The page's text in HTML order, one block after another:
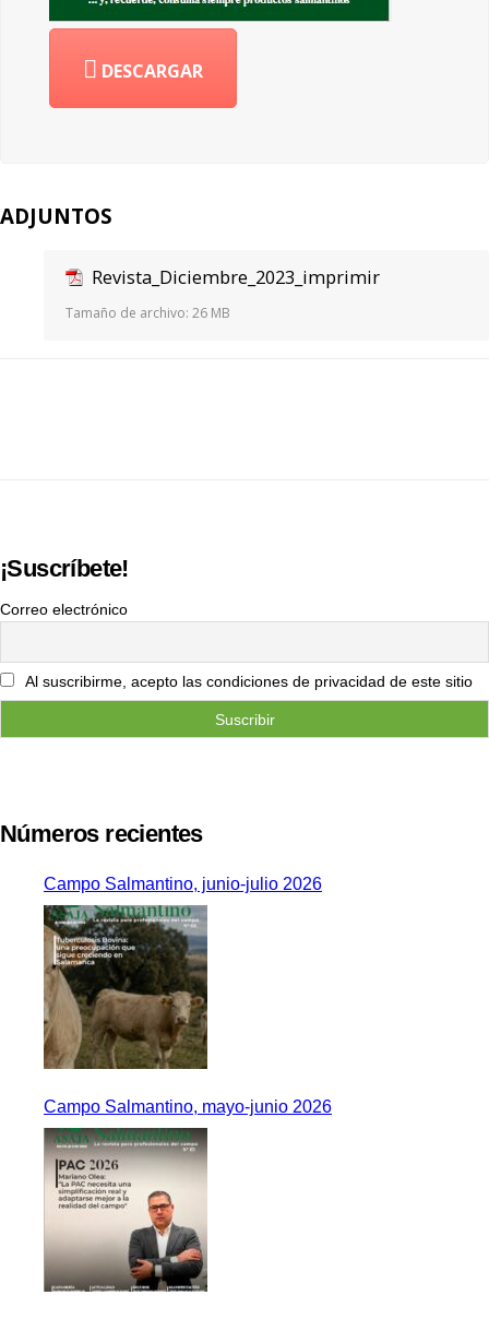
DESCARGAR
ADJUNTOS
Revista_Diciembre_2023_imprimir
Tamaño de archivo: 26 MB
¡Suscríbete!
Correo electrónico
Al suscribirme, acepto las condiciones de privacidad de este sitio
Números recientes
Campo Salmantino, junio-julio 2026
Campo Salmantino, mayo-junio 2026